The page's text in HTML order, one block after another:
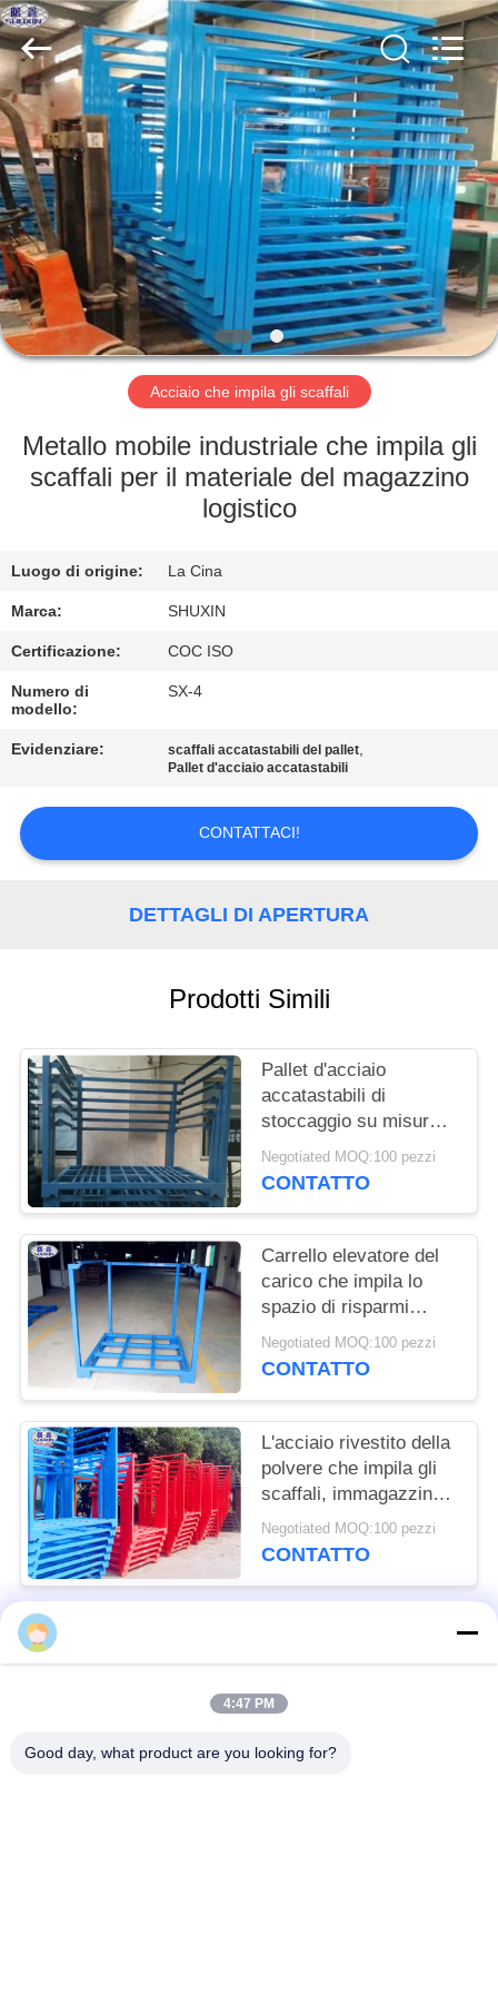
CASA.
PRODOTTI
CHI
SIAMO
VISITA
FABBRICA
QUALITÀ
CONTATTACI
NOTIZIE
PREVENTIVO
POLITICA
SULLA
PRIVACY
KN
Wire
Mesh
Co.,
Ltd..
All
Rights
Reserved.
Acciaio che impila gli scaffali
Metallo mobile industriale che impila gli
scaffali per il materiale del magazzino
logistico
Luogo di origine: La Cina
Marca: SHUXIN
Certificazione: COC ISO
Numero di
modello:
SX-4
Evidenziare: scaffali accatastabili del pallet,
Pallet d'acciaio accatastabili
CONTATTACI!
DETTAGLI DI APERTURA
Prodotti Simili
Pallet d'acciaio
accatastabili di
stoccaggio su misura
industriale
Negotiated MOQ:100 pezzi
CONTATTO
Carrello elevatore del
carico che impila lo
spazio di risparmi
dell'acciaio del ferro
galvanizzato bene
Negotiated MOQ:100 pezzi
CONTATTO
L'acciaio rivestito della
polvere che impila gli
scaffali, immagazzina
gli scaffali accatastabili
del pallet per grano
Negotiated MOQ:100 pezzi
CONTATTO
4:47 PM
Good day, what product are you looking for?